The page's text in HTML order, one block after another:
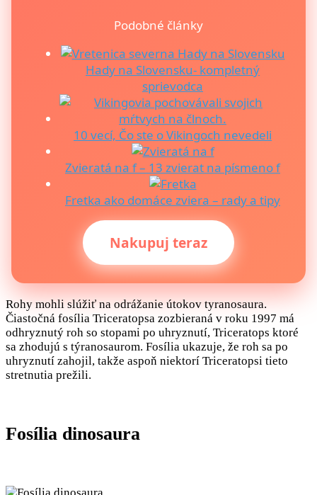
Podobné články
Hady na Slovensku- kompletný
sprievodca
10 vecí, Čo ste o Vikingoch nevedeli
Zvieratá na f – 13 zvierat na písmeno f
Fretka ako domáce zviera – rady a tipy
Nakupuj teraz
Rohy mohli slúžiť na odrážanie útokov tyranosaura.
Čiastočná fosília Triceratopsa zozbieraná v roku 1997 má
odhryznutý roh so stopami po uhryznutí, Triceratops ktoré
sa zhodujú s týranosaurom. Fosília ukazuje, že roh sa po
uhryznutí zahojil, takže aspoň niektorí Triceratopsi tieto
stretnutia prežili.
Fosília dinosaura